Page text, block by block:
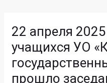
22 апреля
учащихся УО
прошло